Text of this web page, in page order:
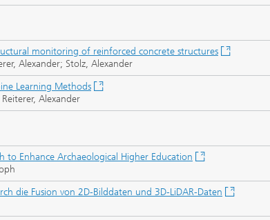
monitoring of reinforced concrete structures
Alexander; Stolz, Alexander
Learning Methods
Alexander
to Enhance Archaeological Higher Education
die Fusion von 2D-Bilddaten und 3D-LiDAR-Daten